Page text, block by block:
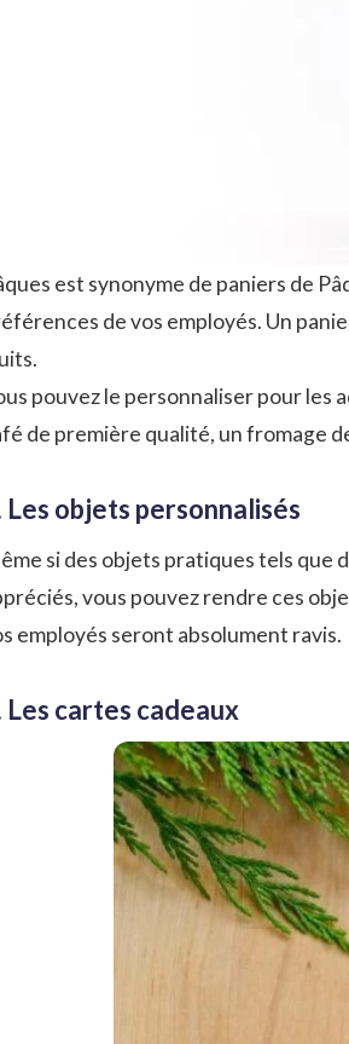
est synonyme de paniers de
de vos employés. Un
pouvez le personnaliser pour les
de première qualité, un fromage
Les objets personnalisés
si des objets pratiques tels que
vous pouvez rendre ces
employés seront absolument ravis.
Les cartes cadeaux